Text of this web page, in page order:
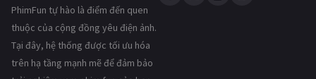
PhimFun tự hào là điểm đến quen
thuộc của cộng đồng yêu điện ảnh.
Tại đây, hệ thống được tối ưu hóa
trên hạ tầng mạnh mẽ để đảm bảo